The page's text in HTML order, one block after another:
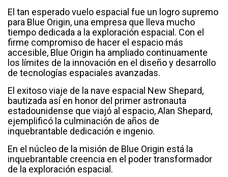
El tan esperado vuelo espacial fue un logro supremo
para Blue Origin, una empresa que lleva mucho
tiempo dedicada a la exploración espacial. Con el
firme compromiso de hacer el espacio más
accesible, Blue Origin ha ampliado continuamente
los límites de la innovación en el diseño y desarrollo
de tecnologías espaciales avanzadas.
El exitoso viaje de la nave espacial New Shepard,
bautizada así en honor del primer astronauta
estadounidense que viajó al espacio, Alan Shepard,
ejemplificó la culminación de años de
inquebrantable dedicación e ingenio.
En el núcleo de la misión de Blue Origin está la
inquebrantable creencia en el poder transformador
de la exploración espacial.